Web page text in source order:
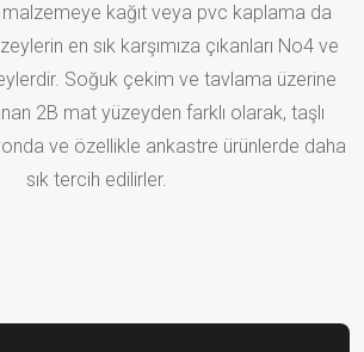
kağıt veya pvc kaplama da
en sık karşımıza çıkanları No4 ve
Soğuk çekim ve tavlama üzerine
2B mat yüzeyden farklı olarak, taşlı
ve özellikle ankastre ürünlerde daha
sık tercih edilirler.